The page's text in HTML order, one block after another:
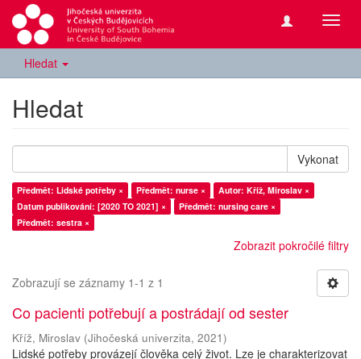
Hledat
Hledat
Vykonat
Předmět: Lidské potřeby × Předmět: nurse ×
Autor: Kříž, Miroslav ×
Datum publikování: [2020 TO 2021] ×
Předmět: nursing care ×
Předmět: sestra ×
Zobrazit pokročilé filtry
Zobrazují se záznamy 1-1 z 1
Co pacienti potřebují a postrádají od sester
Kříž, Miroslav (Jihočeská univerzita, 2021)
Lidské potřeby provázejí člověka celý život. Lze je charakterizovat